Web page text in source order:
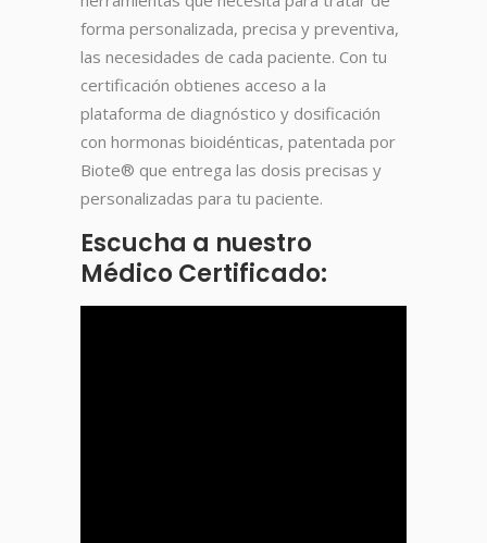
forma personalizada, precisa y preventiva,
las necesidades de cada paciente. Con tu
certificación obtienes acceso a la
plataforma de diagnóstico y dosificación
con hormonas bioidénticas, patentada por
Biote® que entrega las dosis precisas y
personalizadas para tu paciente.
Escucha a nuestro
Médico Certificado: